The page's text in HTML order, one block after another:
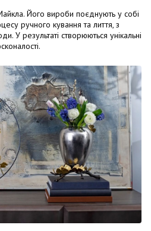
Його вироби поєднують у собі
ручного кування та лиття, з
У результаті створюються унікальні